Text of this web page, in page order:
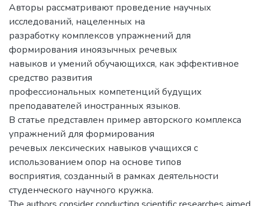
Авторы рассматривают проведение научных
исследований, нацеленных на
разработку комплексов упражнений для
формирования иноязычных речевых
навыков и умений обучающихся, как эффективное
средство развития
профессиональных компетенций будущих
преподавателей иностранных языков.
В статье представлен пример авторского комплекса
упражнений для формирования
речевых лексических навыков учащихся с
использованием опор на основе типов
восприятия, созданный в рамках деятельности
студенческого научного кружка.